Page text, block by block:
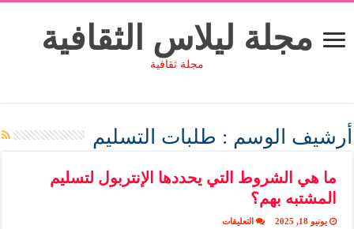
مجلة ليلاس الثقافية
مجلة ثقافية
أرشيف الوسم : طلبات التسليم
ما هي الشروط التي يحددها الإنتربول لتسليم
المشتبه بهم؟
يونيو 18, 2025 التعليقاتعلى